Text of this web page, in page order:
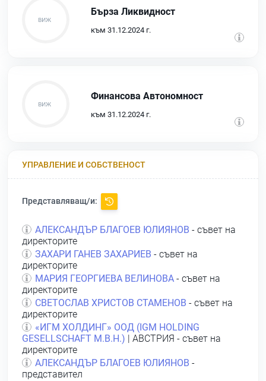
Бърза Ликвидност
към 31.12.2024 г.
Финансова Автономност
към 31.12.2024 г.
УПРАВЛЕНИЕ И СОБСТВЕНОСТ
Представляващ/и:
АЛЕКСАНДЪР БЛАГОЕВ ЮЛИЯНОВ - съвет на
директорите
ЗАХАРИ ГАНЕВ ЗАХАРИЕВ - съвет на
директорите
МАРИЯ ГЕОРГИЕВА ВЕЛИНОВА - съвет на
директорите
СВЕТОСЛАВ ХРИСТОВ СТАМЕНОВ - съвет на
директорите
«ИГМ ХОЛДИНГ» ООД (IGМ НOLDING
GESELLSCHAFT M.B.Н.) | АВСТРИЯ - съвет на
директорите
АЛЕКСАНДЪР БЛАГОЕВ ЮЛИЯНОВ -
представител